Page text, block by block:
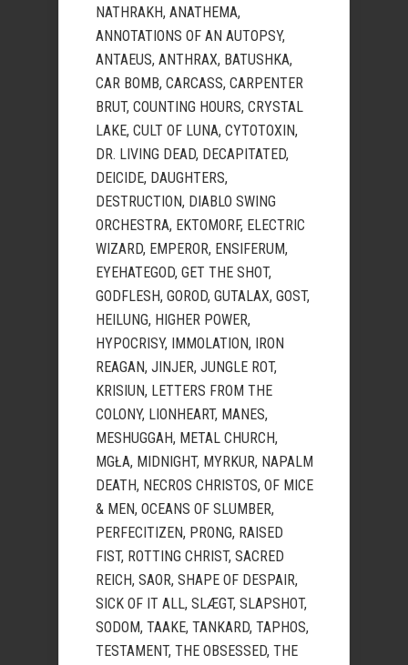
NATHRAKH, ANATHEMA,
ANNOTATIONS OF AN AUTOPSY,
ANTAEUS, ANTHRAX, BATUSHKA,
CAR BOMB, CARCASS, CARPENTER
BRUT, COUNTING HOURS, CRYSTAL
LAKE, CULT OF LUNA, CYTOTOXIN,
DR. LIVING DEAD, DECAPITATED,
DEICIDE, DAUGHTERS,
DESTRUCTION, DIABLO SWING
ORCHESTRA, EKTOMORF, ELECTRIC
WIZARD, EMPEROR, ENSIFERUM,
EYEHATEGOD, GET THE SHOT,
GODFLESH, GOROD, GUTALAX, GOST,
HEILUNG, HIGHER POWER,
HYPOCRISY, IMMOLATION, IRON
REAGAN, JINJER, JUNGLE ROT,
KRISIUN, LETTERS FROM THE
COLONY, LIONHEART, MANES,
MESHUGGAH, METAL CHURCH,
MGŁA, MIDNIGHT, MYRKUR, NAPALM
DEATH, NECROS CHRISTOS, OF MICE
& MEN, OCEANS OF SLUMBER,
PERFECITIZEN, PRONG, RAISED
FIST, ROTTING CHRIST, SACRED
REICH, SAOR, SHAPE OF DESPAIR,
SICK OF IT ALL, SLÆGT, SLAPSHOT,
SODOM, TAAKE, TANKARD, TAPHOS,
TESTAMENT, THE OBSESSED, THE